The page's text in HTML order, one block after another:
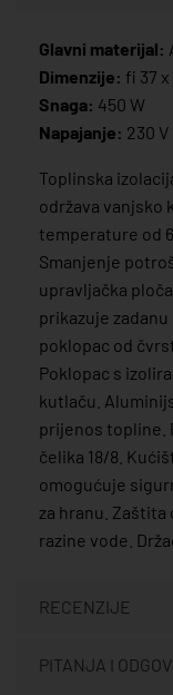
Glavni materijal:
Dimenzije: fi 37
Snaga: 450 W
Napajanje: 230 V
Toplinska
održava vanjsko
temperature od
Smanjenje
upravljačka
prikazuje
poklopac od
Poklopac s
kutlaču.
prijenos topline.
čelika 18/8.
omogućuje
za hranu. Zaštita
razine vode.
RECENZIJE
PITANJA I